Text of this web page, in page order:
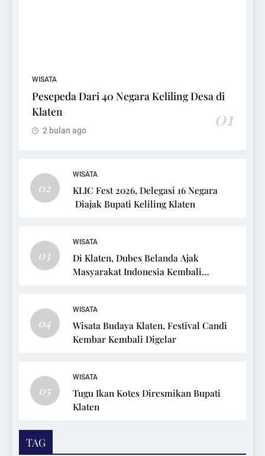
WISATA
Pesepeda Dari 40 Negara Keliling Desa di
Klaten
01
2 bulan ago
02
WISATA
KLIC Fest 2026, Delegasi 16 Negara
Diajak Bupati Keliling Klaten
03
WISATA
Di Klaten, Dubes Belanda Ajak
Masyarakat Indonesia Kembali
04
WISATA
Wisata Budaya Klaten, Festival Candi
Kembar Kembali Digelar
05
WISATA
Tugu Ikan Kotes Diresmikan Bupati
Klaten
TAG